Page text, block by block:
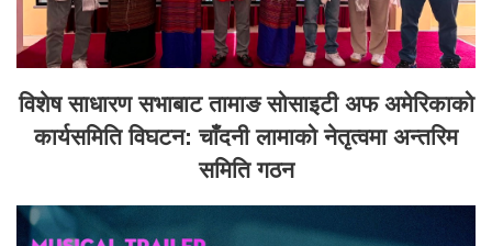
विशेष साधारण सभाबाट तामाङ सोसाइटी अफ अमेरिकाको
कार्यसमिति विघटन: चाँदनी लामाको नेतृत्वमा अन्तरिम
समिति गठन